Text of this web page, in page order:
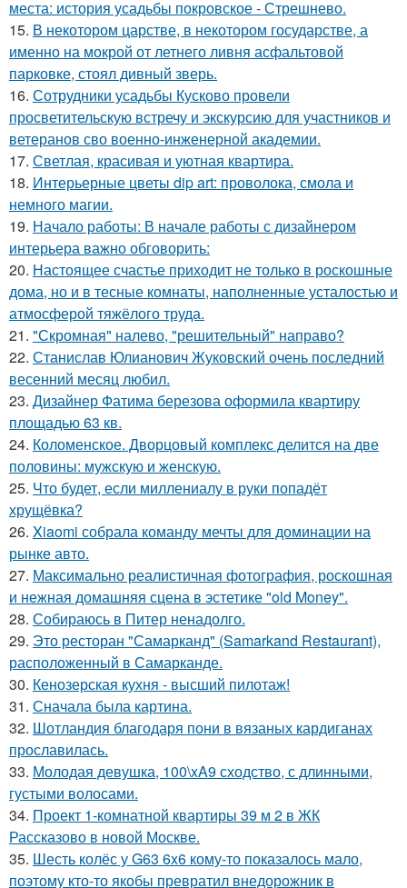
места: история усадьбы покровское - Стрешнево.
15. В некотором царстве, в некотором государстве, а
именно на мокрой от летнего ливня асфальтовой
парковке, стоял дивный зверь.
16. Сотрудники усадьбы Кусково провели
просветительскую встречу и экскурсию для участников и
ветеранов сво военно-инженерной академии.
17. Светлая, красивая и уютная квартира.
18. Интерьерные цветы dip art: проволока, смола и
немного магии.
19. Начало работы: В начале работы с дизайнером
интерьера важно обговорить:
20. Настоящее счастье приходит не только в роскошные
дома, но и в тесные комнаты, наполненные усталостью и
атмосферой тяжёлого труда.
21. "Скромная" налево, "решительный" направо?
22. Станислав Юлианович Жуковский очень последний
весенний месяц любил.
23. Дизайнер Фатима березова оформила квартиру
площадью 63 кв.
24. Коломенское. Дворцовый комплекс делится на две
половины: мужскую и женскую.
25. Что будет, если миллениалу в руки попадёт
хрущёвка?
26. Xiaomi собрала команду мечты для доминации на
рынке авто.
27. Максимально реалистичная фотография, роскошная
и нежная домашняя сцена в эстетике "old Money".
28. Собираюсь в Питер ненадолго.
29. Это ресторан "Самарканд" (Samarkand Restaurant),
расположенный в Самарканде.
30. Кенозерская кухня - высший пилотаж!
31. Сначала была картина.
32. Шотландия благодаря пони в вязаных кардиганах
прославилась.
33. Молодая девушка, 100\xA9 сходство, с длинными,
густыми волосами.
34. Проект 1-комнатной квартиры 39 м 2 в ЖК
Рассказово в новой Москве.
35. Шесть колёс у G63 6x6 кому-то показалось мало,
поэтому кто-то якобы превратил внедорожник в